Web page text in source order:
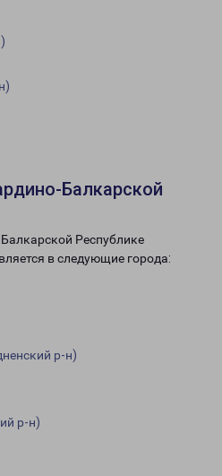
Балкарской
Республике
в следующие города:
р-н)
р-н)